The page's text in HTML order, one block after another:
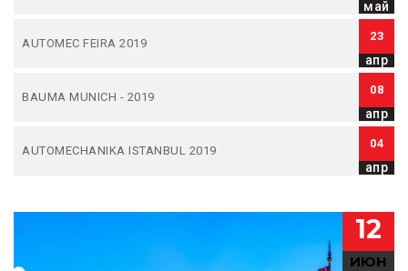
май
AUTOMEC FEIRA 2019
23
апр
BAUMA MUNICH - 2019
08
апр
AUTOMECHANIKA ISTANBUL 2019
04
апр
12
ИЮН